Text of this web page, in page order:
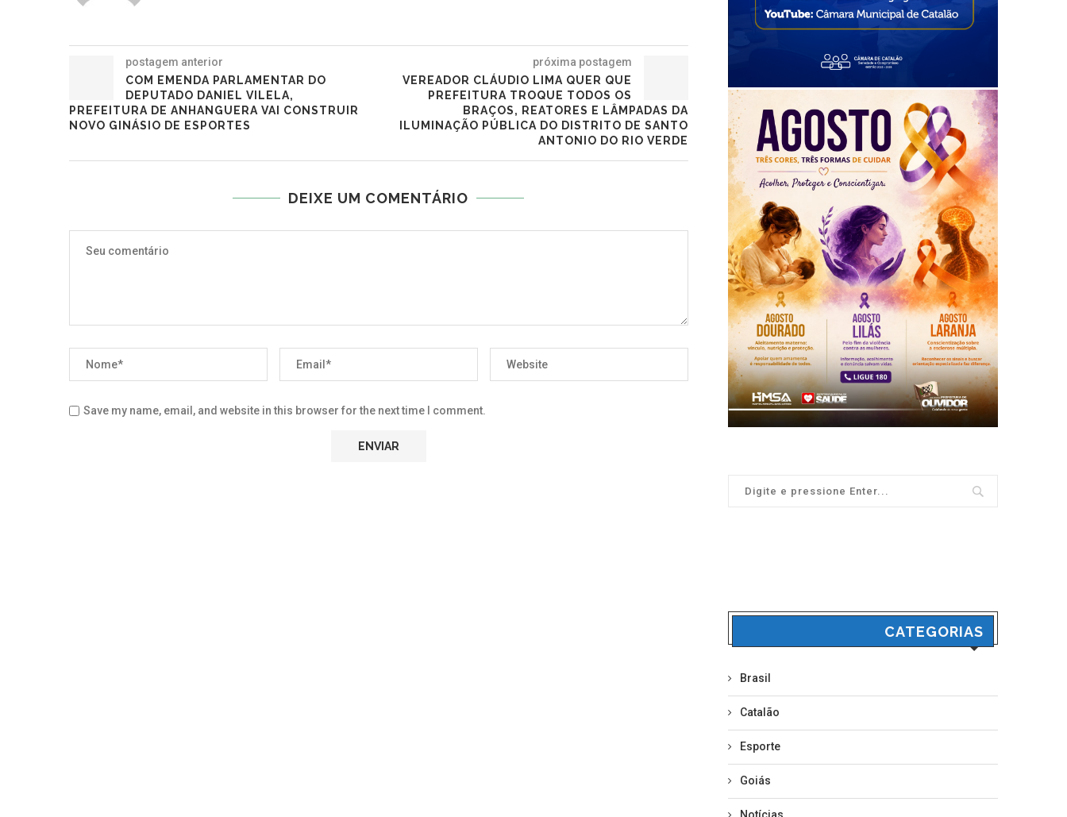
postagem anterior
COM EMENDA PARLAMENTAR DO
DEPUTADO DANIEL VILELA,
PREFEITURA DE ANHANGUERA VAI CONSTRUIR
NOVO GINÁSIO DE ESPORTES
próxima postagem
VEREADOR CLÁUDIO LIMA QUER QUE
PREFEITURA TROQUE TODOS OS
BRAÇOS, REATORES E LÂMPADAS DA
ILUMINAÇÃO PÚBLICA DO DISTRITO DE SANTO
ANTONIO DO RIO VERDE
DEIXE UM COMENTÁRIO
Save my name, email, and website in this browser for the next time I comment.
CATEGORIAS
Brasil
Catalão
Esporte
Goiás